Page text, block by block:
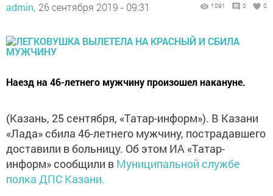
admin, 26 сентября 2019 - 09:31 1091 0 0
Наезд на 46-летнего мужчину произошел накануне.
(Казань, 25 сентября, «Татар-информ»). В Казани
«Лада» сбила 46-летнего мужчину, пострадавшего
доставили в больницу. Об этом ИА «Татар-
информ» сообщили в Муниципальной службе
полка ДПС Казани.